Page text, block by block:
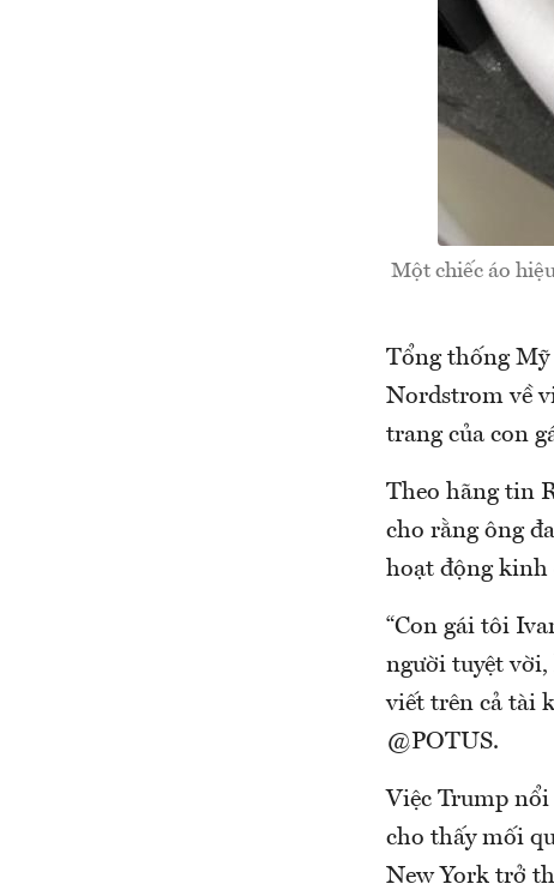
Một chiếc áo
Tổng thống
Nordstrom về
trang của con
Theo hãng tin
cho rằng ông
hoạt động kinh
“Con gái tôi
người tuyệt
viết trên cả tài
@POTUS.
Việc Trump
cho thấy mối
New York trở